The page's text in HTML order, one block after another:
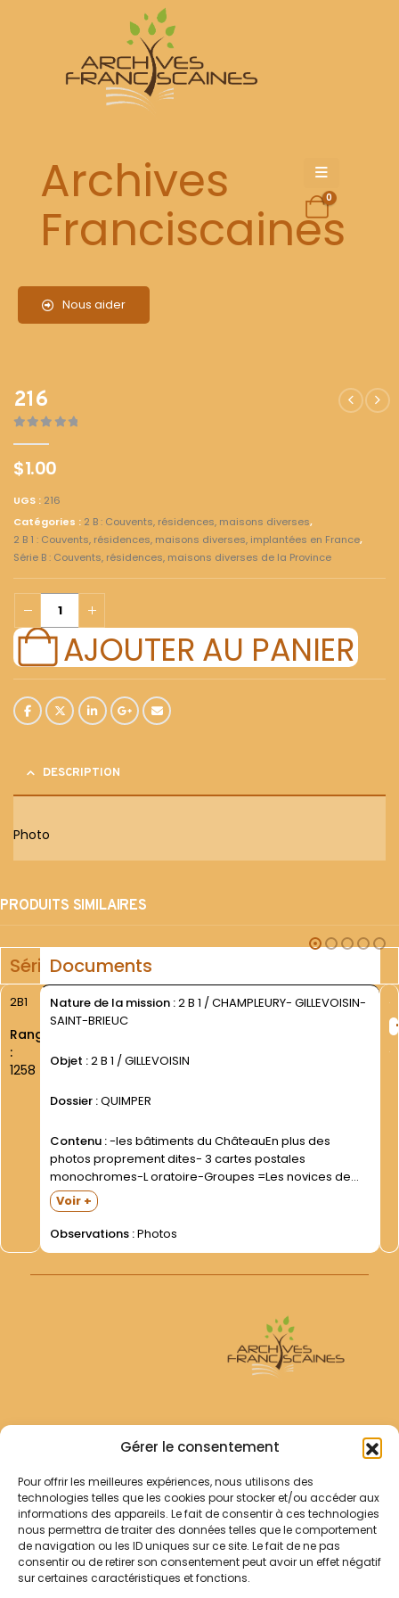
Gérer le consentement
Pour offrir les meilleures expériences, nous utilisons des
technologies telles que les cookies pour stocker et/ou accéder aux
informations des appareils. Le fait de consentir à ces technologies
nous permettra de traiter des données telles que le comportement
de navigation ou les ID uniques sur ce site. Le fait de ne pas
consentir ou de retirer son consentement peut avoir un effet négatif
sur certaines caractéristiques et fonctions.
Archives
Franciscaines
Nous aider
0
216
$1.00
UGS : 216
Catégories : 2 B : Couvents, résidences, maisons diverses,
2 B 1 : Couvents, résidences, maisons diverses, implantées en France,
Série B : Couvents, résidences, maisons diverses de la Province
AJOUTER AU PANIER
DESCRIPTION
Photo
PRODUITS SIMILAIRES
SérieDocuments
2B1
Rang
:
1258
Nature de la mission :2 B 1 / CHAMPLEURY- GILLEVOISIN-
SAINT-BRIEUC
Objet :2 B 1 / GILLEVOISIN
Dossier :QUIMPER
Contenu :-les bâtiments du ChâteauEn plus des
photos proprement dites- 3 cartes postales
monochromes-L oratoire-Groupes =Les novices de
1947-1948 et 1950-1951 =La visite du P. Pacifique
PERANTONI- Ministre Général OFM (juillet 1950) =Divers
=Les bâtiments du château- sous forme de photos...
Voir +
Observations :Photos
Archives Franciscaines
RECHERCHER
Comment chercher ?
Les archives
Notre démarche